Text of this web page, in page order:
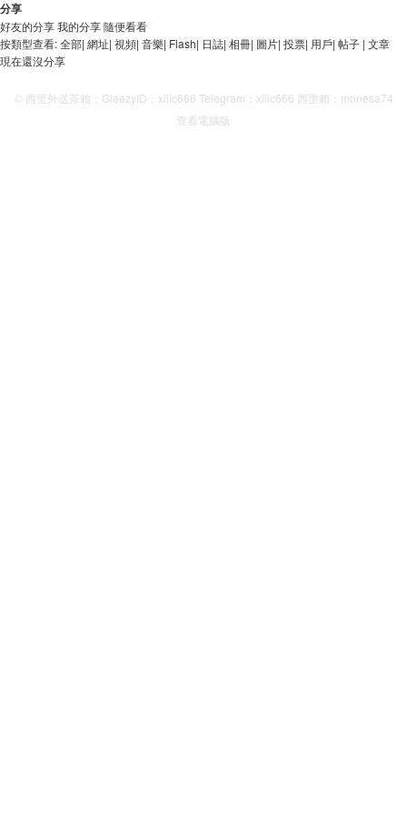
分享
好友的分享我的分享隨便看看
按類型查看:全部| 網址| 視頻| 音樂| Flash| 日誌| 相冊| 圖片| 投票| 用戶| 帖子 | 文章
現在還沒分享
© 西里外送茶賴：GleezyID：xilic666 Telegram：xilic666 西里賴：monesa74
查看電腦版